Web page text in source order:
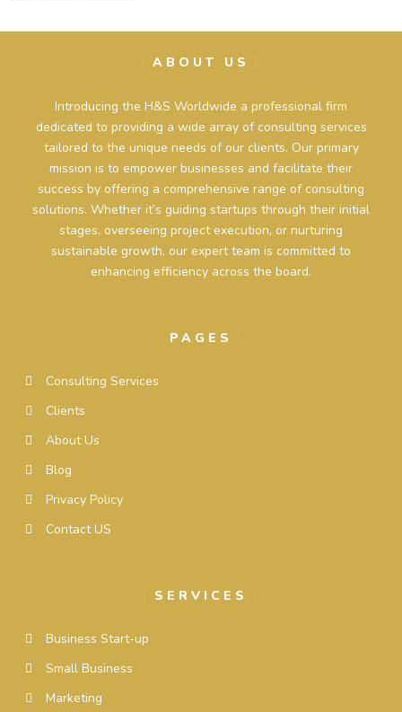
ABOUT US
Introducing the H&S Worldwide a professional firm
dedicated to providing a wide array of consulting services
tailored to the unique needs of our clients. Our primary
mission is to empower businesses and facilitate their
success by offering a comprehensive range of consulting
solutions. Whether it’s guiding startups through their initial
stages, overseeing project execution, or nurturing
sustainable growth, our expert team is committed to
enhancing efficiency across the board.
PAGES
Consulting Services
Clients
About Us
Blog
Privacy Policy
Contact US
SERVICES
Business Start-up
Small Business
Marketing